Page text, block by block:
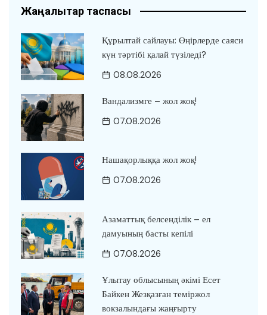
Жаңалықтар таспасы
Құрылтай сайлауы: Өңірлерде саяси
күн тәртібі қалай түзіледі?
08.08.2026
Вандализмге – жол жоқ!
07.08.2026
Нашақорлыққа жол жоқ!
07.08.2026
Азаматтық белсенділік – ел
дамуының басты кепілі
07.08.2026
Ұлытау облысының әкімі Есет
Байкен Жезқазған теміржол
вокзалындағы жаңғырту